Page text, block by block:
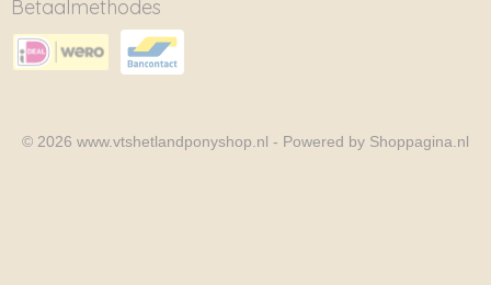
Betaalmethodes
© 2026 www.vtshetlandponyshop.nl - Powered by Shoppagina.nl